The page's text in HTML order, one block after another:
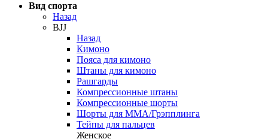
Вид спорта
Назад
BJJ
Назад
Кимоно
Пояса для кимоно
Штаны для кимоно
Рашгарды
Компрессионные штаны
Компрессионные шорты
Шорты для ММА/Грэпплинга
Тейпы для пальцев
Женское